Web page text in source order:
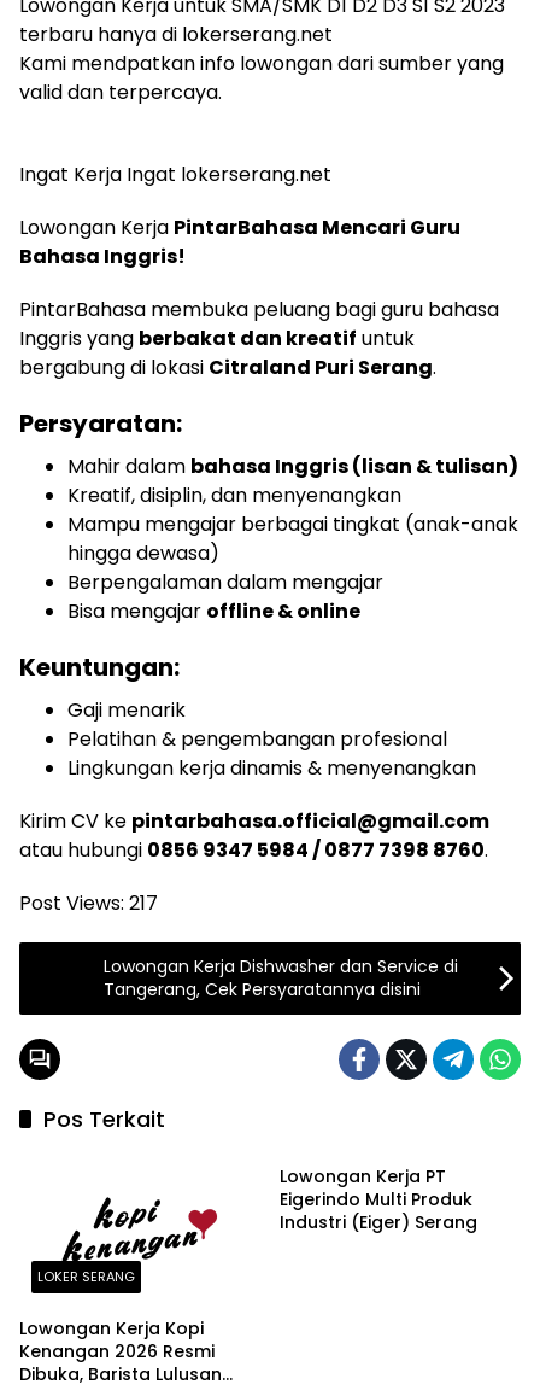
terbaru hanya di lokerserang.net
Kami mendpatkan info lowongan dari sumber yang
valid dan terpercaya.
Ingat Kerja Ingat lokerserang.net
Lowongan Kerja PintarBahasa Mencari Guru
Bahasa Inggris!
PintarBahasa membuka peluang bagi guru bahasa
Inggris yang berbakat dan kreatif untuk
bergabung di lokasi Citraland Puri Serang.
Persyaratan:
Mahir dalam bahasa Inggris (lisan & tulisan)
Kreatif, disiplin, dan menyenangkan
Mampu mengajar berbagai tingkat (anak-anak
hingga dewasa)
Berpengalaman dalam mengajar
Bisa mengajar offline & online
Keuntungan:
Gaji menarik
Pelatihan & pengembangan profesional
Lingkungan kerja dinamis & menyenangkan
Kirim CV ke pintarbahasa.official@gmail.com
atau hubungi 0856 9347 5984 / 0877 7398 8760.
Post Views: 217
Lowongan Kerja Dishwasher dan Service di
Tangerang, Cek Persyaratannya disini
Pos Terkait
LOKER SERANG
Lowongan Kerja Kopi
Kenangan 2026 Resmi
Dibuka, Barista Lulusan
Lowongan Kerja PT
Eigerindo Multi Produk
Industri (Eiger) Serang